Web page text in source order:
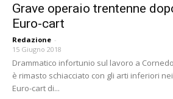
Grave operaio trentenne
Euro-cart
Redazione -
15 Giugno 2018
Drammatico infortunio sul lavoro a
è rimasto schiacciato con gli arti inferiori
Euro-cart di...